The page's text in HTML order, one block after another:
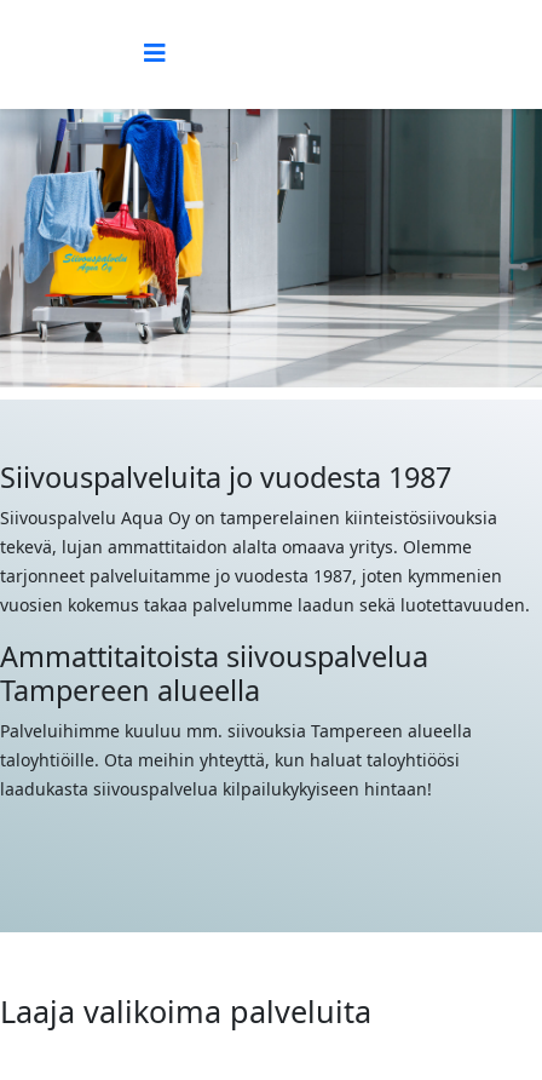
Siivouspalveluita jo vuodesta 1987
Siivouspalvelu Aqua Oy on tamperelainen kiinteistösiivouksia
tekevä, lujan ammattitaidon alalta omaava yritys. Olemme
tarjonneet palveluitamme jo vuodesta 1987, joten kymmenien
vuosien kokemus takaa palvelumme laadun sekä luotettavuuden.
Ammattitaitoista siivouspalvelua
Tampereen alueella
Palveluihimme kuuluu mm. siivouksia Tampereen alueella
taloyhtiöille. Ota meihin yhteyttä, kun haluat taloyhtiöösi
laadukasta siivouspalvelua kilpailukykyiseen hintaan!
Laaja valikoima palveluita